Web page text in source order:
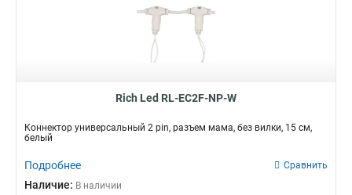
Rich Led RL-EC2F-NP-W
Коннектор универсальный 2 pin, разъем мама, без вилки, 15 см,
белый
Подробнее Сравнить
Наличие: В наличии